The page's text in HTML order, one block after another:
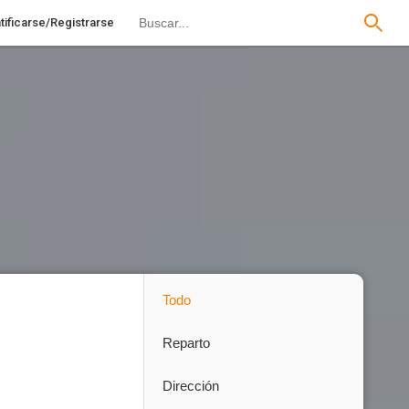
Registrarse
Todo
Reparto
Dirección